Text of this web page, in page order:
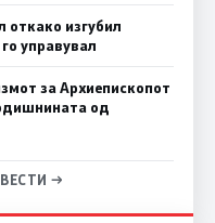
изгубил
управувал
за Архиепископот
од
→